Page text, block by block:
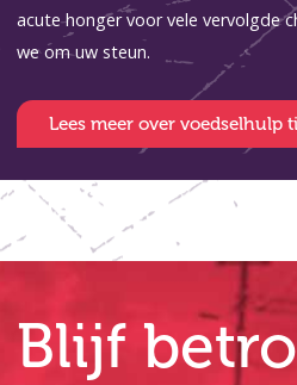
acute honger voor vele vervolgde
we om uw steun.
Lees meer over voedselhulp
Blijf